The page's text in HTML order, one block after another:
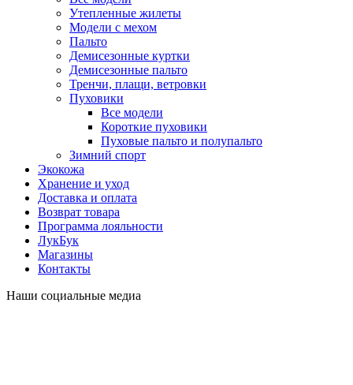
Утепленные жилеты
Модели с мехом
Пальто
Демисезонные куртки
Демисезонные пальто
Тренчи, плащи, ветровки
Пуховики
Все модели
Короткие пуховики
Пуховые пальто и полупальто
Зимний спорт
Экокожа
Хранение и уход
Доставка и оплата
Возврат товара
Программа лояльности
ЛукБук
Магазины
Контакты
Наши социальные медиа